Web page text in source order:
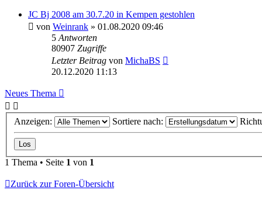
JC Bj 2008 am 30.7.20 in Kempen gestohlen
von Weinrank » 01.08.2020 09:46
5 Antworten
80907 Zugriffe
Letzter Beitrag von MichaBS
20.12.2020 11:13
Neues Thema
Anzeigen: Sortiere nach:
1 Thema • Seite 1 von 1
Zurück zur Foren-Übersicht